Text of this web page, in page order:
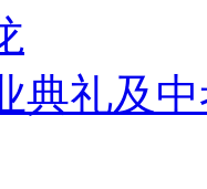
典礼及